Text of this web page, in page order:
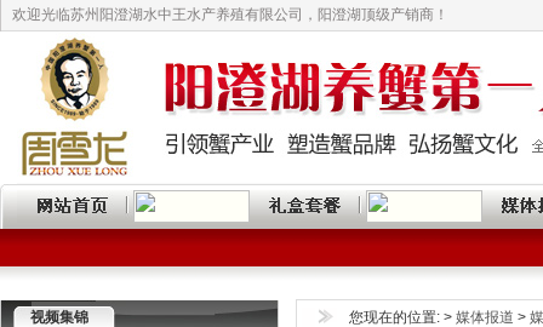
欢迎光临苏州阳澄湖水中王水产养殖有限公司，阳澄湖顶级产销商！
视频集锦 您现在的位置: > 媒体报道 >